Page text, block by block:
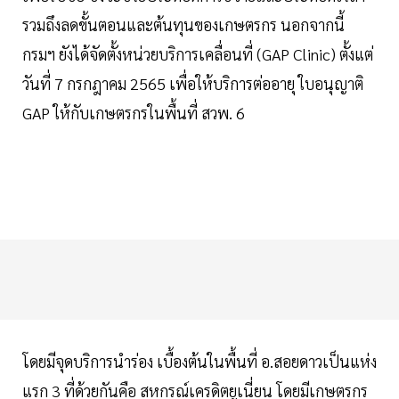
รวมถึงลดขั้นตอนและต้นทุนของเกษตรกร นอกจากนี้
กรมฯ ยังได้จัดตั้งหน่วยบริการเคลื่อนที่ (GAP Clinic) ตั้งแต่
วันที่ 7 กรกฎาคม 2565 เพื่อให้บริการต่ออายุ ใบอนุญาติ
GAP ให้กับเกษตรกรในพื้นที่ สวพ. 6
โดยมีจุดบริการนำร่อง เบื้องต้นในพื้นที่ อ.สอยดาวเป็นแห่ง
แรก 3 ที่ด้วยกันคือ สหกรณ์เครดิตยูเนี่ยน โดยมีเกษตรกร